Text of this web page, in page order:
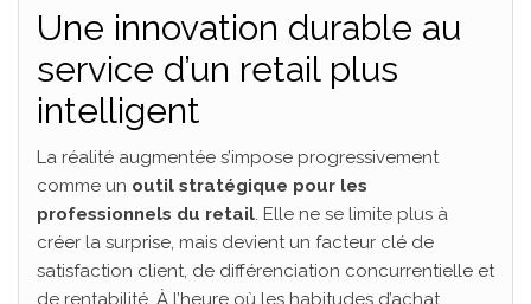
Une innovation durable au
service d’un retail plus
intelligent
La réalité augmentée s’impose progressivement
comme un outil stratégique pour les
professionnels du retail. Elle ne se limite plus à
créer la surprise, mais devient un facteur clé de
satisfaction client, de différenciation concurrentielle et
de rentabilité. À l’heure où les habitudes d’achat